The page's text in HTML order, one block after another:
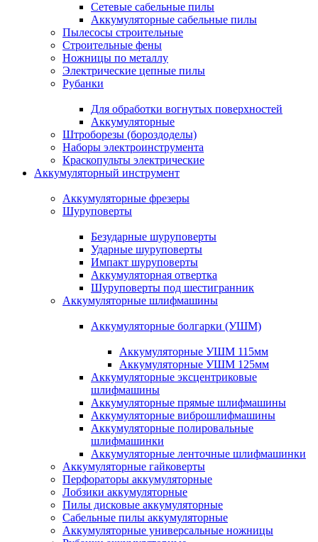
Сетевые сабельные пилы
Аккумуляторные сабельные пилы
Пылесосы строительные
Строительные фены
Ножницы по металлу
Электрические цепные пилы
Рубанки
Для обработки вогнутых поверхностей
Аккумуляторные
Штроборезы (бороздоделы)
Наборы электроинструмента
Краскопульты электрические
Аккумуляторный инструмент
Аккумуляторные фрезеры
Шуруповерты
Безударные шуруповерты
Ударные шуруповерты
Импакт шуруповерты
Аккумуляторная отвертка
Шуруповерты под шестигранник
Аккумуляторные шлифмашины
Аккумуляторные болгарки (УШМ)
Аккумуляторные УШМ 115мм
Аккумуляторные УШМ 125мм
Аккумуляторные эксцентриковые
шлифмашины
Аккумуляторные прямые шлифмашины
Аккумуляторные виброшлифмашины
Аккумуляторные полировальные
шлифмашинки
Аккумуляторные ленточные шлифмашинки
Аккумуляторные гайковерты
Перфораторы аккумуляторные
Лобзики аккумуляторные
Пилы дисковые аккумуляторные
Сабельные пилы аккумуляторные
Аккумуляторные универсальные ножницы